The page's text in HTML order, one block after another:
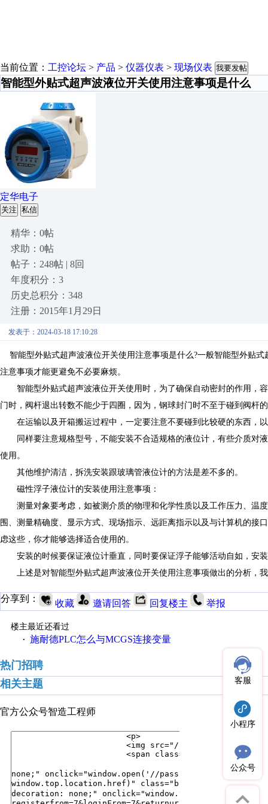
当前位置： 工控论坛 > 产品 > 仪器仪表 > 现场仪表 我要发帖
智能型外贴式超声波液位开关使用注意事项是什么
定华电子
关注 私信
精华：0帖
求助：0帖
帖子：248帖 | 8回
年度积分：3
历史总积分：348
注册：2015年1月29日
发表于：2024-03-18 17:10:28
智能型外贴式超声波液位开关使用注意事项是什么?一般智能型外贴
注意事项才能更避免不必要麻烦。
智能型外贴式超声波液位开关使用时，为了确保自动密封的作用，
门时，阀杆退出转数不能少于四圈，因为，钢球封门时不至于碰到阀杆
在运输以及开箱搬运过程中，一定要注意不要碰到比较硬的东西，
同样要注意规格型号，不能安装不合适规格的液位计，有些介质对
使用。
其他维护清洁，拆洗安装跟玻璃管液位计的方法是差不多的。
磁性浮子液位计的安装使用注意事项：
测量对象要考虑，如被测介质的物理和化学性质以及工作压力、温
围、测量精确度、显示方式、现场指示、远距离指示以及与计算机的接
虑这些，你才能够选择适合使用的。
安装的时候要保证液位计垂直，同时要保证浮子能够活动自如，安
上述是对智能型外贴式超声波液位开关使用注意事项做出的分析，
分享到： 收藏 邀请回答 回复楼主 举报
楼主最近还看过
· 施耐德PLC怎么与MCGS连接变量
热门招聘
相关主题
官方公众号智造工程师
客服
小程序
公众号